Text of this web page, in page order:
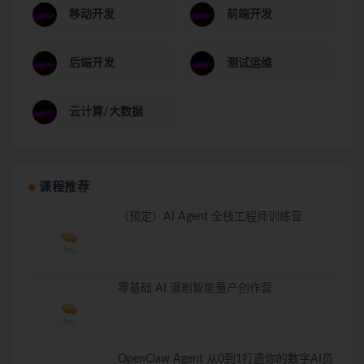
移动开发 前端开发
后端开发 测试运维
云计算/大数据
课程推荐
（预定）AI Agent 全栈工程师训练营
零基础 AI 漫剧智能量产创作营
OpenClaw Agent 从0到1打造你的数字AI员